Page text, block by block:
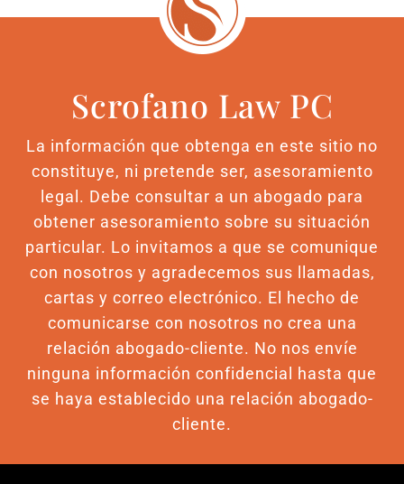
Scrofano Law PC
La información que obtenga en este sitio no
constituye, ni pretende ser, asesoramiento
legal. Debe consultar a un abogado para
obtener asesoramiento sobre su situación
particular. Lo invitamos a que se comunique
con nosotros y agradecemos sus llamadas,
cartas y correo electrónico. El hecho de
comunicarse con nosotros no crea una
relación abogado-cliente. No nos envíe
ninguna información confidencial hasta que
se haya establecido una relación abogado-
cliente.